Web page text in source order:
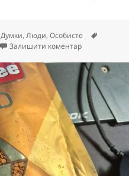
Категорії
Думки,Люди,Особисте
Залишити коментардо ..if you